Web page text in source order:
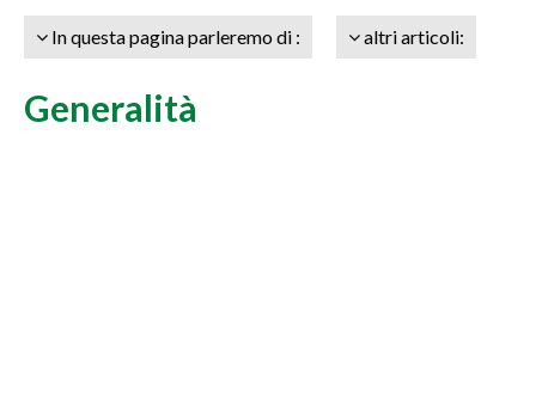
In questa pagina parleremo di : altri articoli:
Generalità